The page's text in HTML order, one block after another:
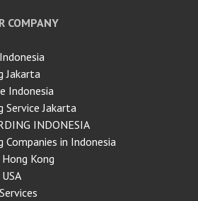
COMPANY
Jakarta
Indonesia
Service Jakarta
INDONESIA
Companies in Indonesia
Kong